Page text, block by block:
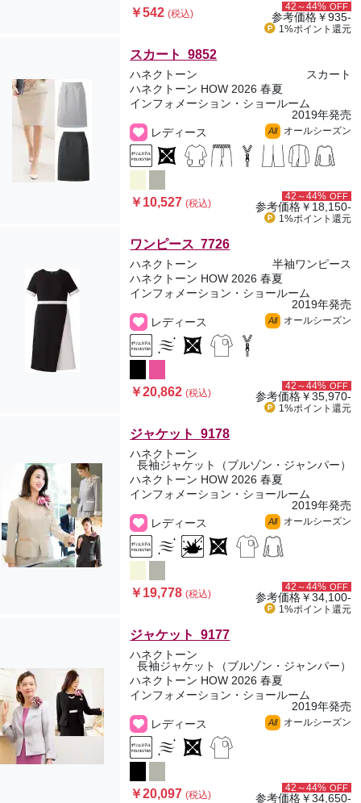
￥542(税込)
42～44% OFF
参考価格￥935-
1%ポイント 還元
スカート 9852
ハネクトーン
スカート
ハネクトーン HOW 2026 春夏
インフォメーション・ショールーム
2019年発売
レディース
All オールシーズン
￥10,527(税込)
42～44% OFF
参考価格￥18,150-
1%ポイント 還元
ワンピース 7726
ハネクトーン
半袖ワンピース
ハネクトーン HOW 2026 春夏
インフォメーション・ショールーム
2019年発売
レディース
All オールシーズン
￥20,862(税込)
42～44% OFF
参考価格￥35,970-
1%ポイント 還元
ジャケット 9178
ハネクトーン
長袖ジャケット（ブルゾン・ジャンパー）
ハネクトーン HOW 2026 春夏
インフォメーション・ショールーム
2019年発売
レディース
All オールシーズン
￥19,778(税込)
42～44% OFF
参考価格￥34,100-
1%ポイント 還元
ジャケット 9177
ハネクトーン
長袖ジャケット（ブルゾン・ジャンパー）
ハネクトーン HOW 2026 春夏
インフォメーション・ショールーム
2019年発売
レディース
All オールシーズン
￥20,097(税込)
42～44% OFF
参考価格￥34,650-